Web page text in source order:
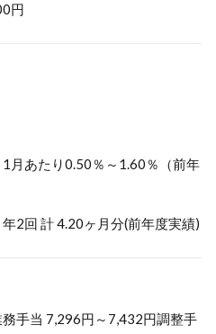
円
あたり0.50％～1.60％（前年
2回 計 4.20ヶ月分(前年度実績)
手当 7,296円～7,432円調整手